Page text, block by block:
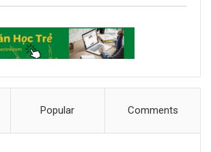
Popular Comments